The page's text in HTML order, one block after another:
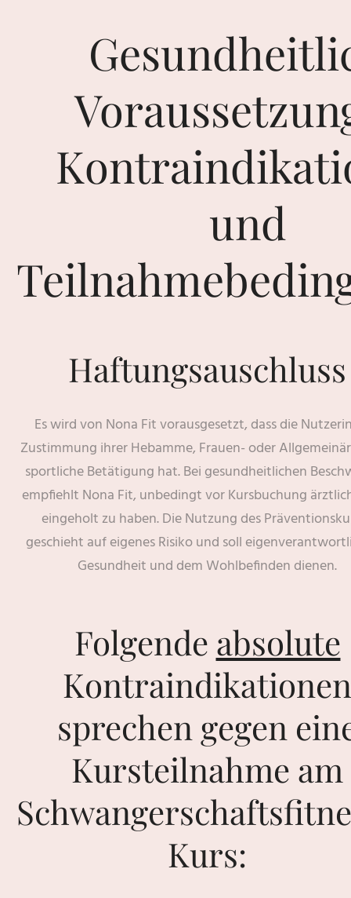
und
Haftungsauschluss
Es wird von Nona Fit vorausgesetzt, dass die
Zustimmung ihrer Hebamme, Frauen- oder
sportliche Betätigung hat. Bei gesundheitlichen
empfiehlt Nona Fit, unbedingt vor Kursbuchung
eingeholt zu haben. Die Nutzung des
geschieht auf eigenes Risiko und soll
Gesundheit und dem Wohlbefinden dienen.
Folgende absolute
Kontraindikationen
sprechen gegen
Kursteilnahme am
Kurs: